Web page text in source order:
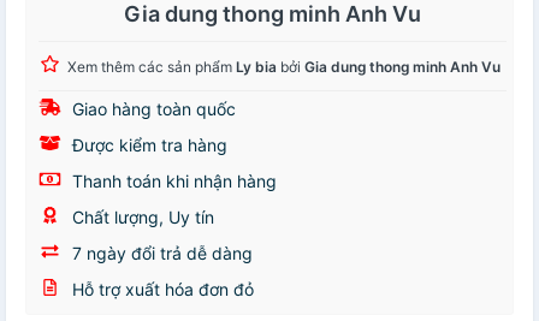
Gia dung thong minh Anh Vu
Xem thêm các sản phẩm Ly bia bởi Gia dung thong minh Anh Vu
Giao hàng toàn quốc
Được kiểm tra hàng
Thanh toán khi nhận hàng
Chất lượng, Uy tín
7 ngày đổi trả dễ dàng
Hỗ trợ xuất hóa đơn đỏ